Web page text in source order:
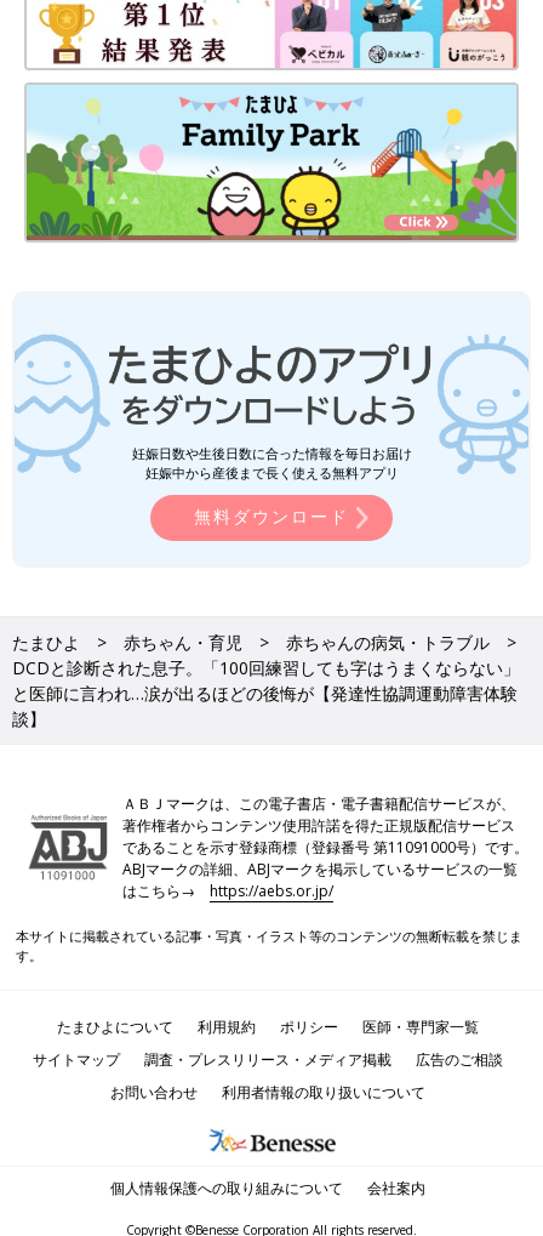
妊娠日数や生後日数に合った情報を毎日お届け
妊娠中から産後まで長く使える無料アプリ
無料ダウンロード
たまひよ 赤ちゃん・育児
赤ちゃんの病気・トラブル
DCDと診断された息子。「100回練習しても字はうまくならない」
と医師に言われ…涙が出るほどの後悔が【発達性協調運動障害体験
談】
ＡＢＪマークは、この電子書店・電子書籍配信サービスが、
著作権者からコンテンツ使用許諾を得た正規版配信サービス
であることを示す登録商標（登録番号 第11091000号）です。
ABJマークの詳細、ABJマークを掲示しているサービスの一覧
はこちら→https://aebs.or.jp/
本サイトに掲載されている記事・写真・イラスト等のコンテンツの無断転載を禁じま
す。
たまひよについて 利用規約 ポリシー
医師・専門家一覧
サイトマップ
調査・プレスリリース・メディア掲載
広告のご相談
お問い合わせ
利用者情報の取り扱いについて
個人情報保護への取り組みについて 会社案内
Copyright ©Benesse Corporation All rights reserved.